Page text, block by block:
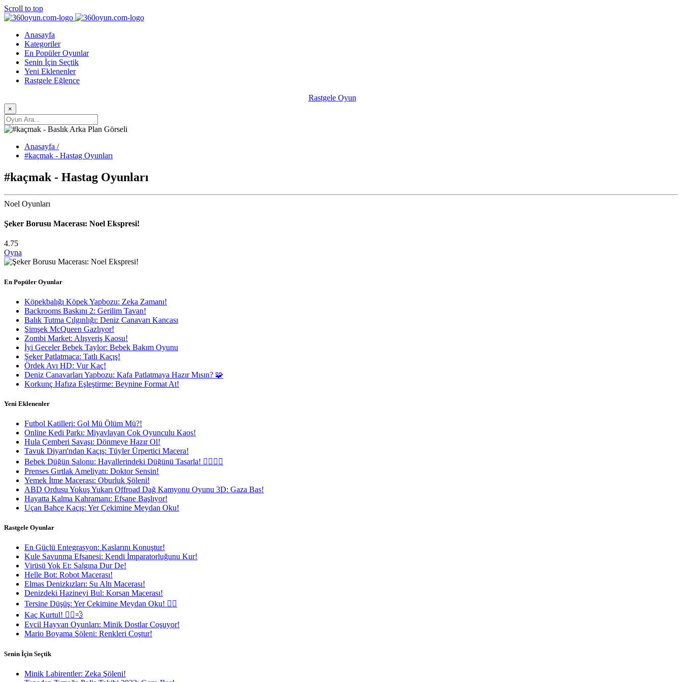
Scroll to top
Anasayfa
Kategoriler
En Popüler Oyunlar
Senin İçin Seçtik
Yeni Eklenenler
Rastgele Eğlence
Rastgele Oyun
×
Anasayfa /
#kaçmak - Hastag Oyunları
#kaçmak - Hastag Oyunları
Noel Oyunları
Şeker Borusu Macerası: Noel Ekspresi!
4.75
Oyna
En Popüler Oyunlar
Köpekbalığı Köpek Yapbozu: Zeka Zamanı!
Backrooms Baskını 2: Gerilim Tavan!
Balık Tutma Çılgınlığı: Deniz Canavarı Kancası
Şimşek McQueen Gazlıyor!
Zombi Market: Alışveriş Kaosu!
İyi Geceler Bebek Taylor: Bebek Bakım Oyunu
Şeker Patlatmaca: Tatlı Kaçış!
Ördek Avı HD: Vur Kaç!
Deniz Canavarları Yapbozu: Kafa Patlatmaya Hazır Mısın? 🧩
Korkunç Hafıza Eşleştirme: Beynine Format At!
Yeni Eklenenler
Futbol Katilleri: Gol Mü Ölüm Mü?!
Online Kedi Parkı: Miyavlayan Çok Oyunculu Kaos!
Hula Çemberi Savaşı: Dönmeye Hazır Ol!
Tavuk Diyarı'ndan Kaçış: Tüyler Ürpertici Macera!
Bebek Düğün Salonu: Hayallerindeki Düğünü Tasarla! 👰‍♀️🤵‍♂️
Prenses Gırtlak Ameliyatı: Doktor Sensin!
Yemek İtme Macerası: Oburluk Şöleni!
ABD Ordusu Yokuş Yukarı Offroad Dağ Kamyonu Oyunu 3D: Gaza Bas!
Hayatta Kalma Kahramanı: Efsane Başlıyor!
Uçan Bahçe Kaçış: Yer Çekimine Meydan Oku!
Rastgele Oyunlar
En Güçlü Entegrasyon: Kaslarını Konuştur!
Kule Savunma Efsanesi: Kendi İmparatorluğunu Kur!
Virüsü Yok Et: Salgına Dur De!
Helle Bot: Robot Macerası!
Elmas Denizkızları: Su Altı Macerası!
Denizdeki Hazineyi Bul: Korsan Macerası!
Tersine Düşüş: Yer Çekimine Meydan Oku! 🤸‍♀️
Kaç Kurtul! 🏃‍♂️💨
Evcil Hayvan Oyunları: Minik Dostlar Coşuyor!
Mario Boyama Şöleni: Renkleri Coştur!
Senin İçin Seçtik
Minik Labirentler: Zeka Şöleni!